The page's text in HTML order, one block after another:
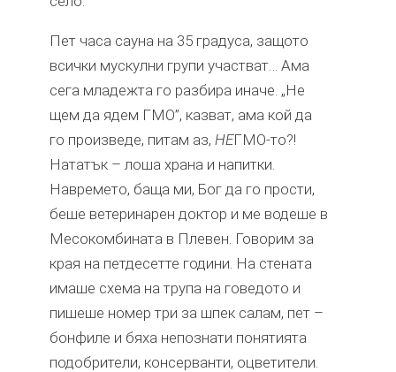
Пет часа сауна на 35 градуса, защото
всички мускулни групи участват… Ама
сега младежта го разбира иначе. „Не
щем да ядем ГМО”, казват, ама кой да
го произведе, питам аз,НЕГМО-то?!
Нататък – лоша храна и напитки.
Навремето, баща ми, Бог да го прости,
беше ветеринарен доктор и ме водеше в
Месокомбината в Плевен. Говорим за
края на петдесетте години. На стената
имаше схема на трупа на говедото и
пишеше номер три за шпек салам, пет –
бонфиле и бяха непознати понятията
подобрители, консерванти, оцветители.